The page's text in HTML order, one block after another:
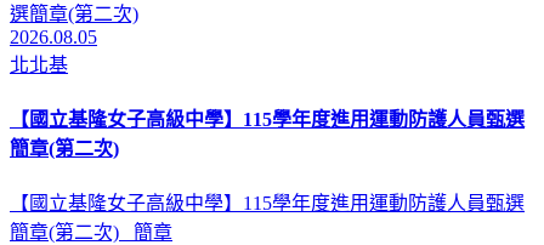
2026.08.05
北北基
【國立基隆女子高級中學】115學年度進用運動防護人員甄選
簡章(第二次)
【國立基隆女子高級中學】115學年度進用運動防護人員甄選
簡章(第二次) 簡章